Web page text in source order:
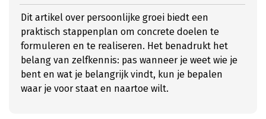
Dit artikel over persoonlijke groei biedt een
praktisch stappenplan om concrete doelen te
formuleren en te realiseren. Het benadrukt het
belang van zelfkennis: pas wanneer je weet wie je
bent en wat je belangrijk vindt, kun je bepalen
waar je voor staat en naartoe wilt.